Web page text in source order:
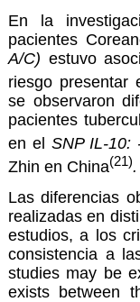
En la
pacientes
A/C) estuvo
riesgo presentar
se observaron
pacientes
en el SNP IL-
Zhin en China(21).
Las diferencias
realizadas en
estudios, a los
consistencia a
studies may be
exists between